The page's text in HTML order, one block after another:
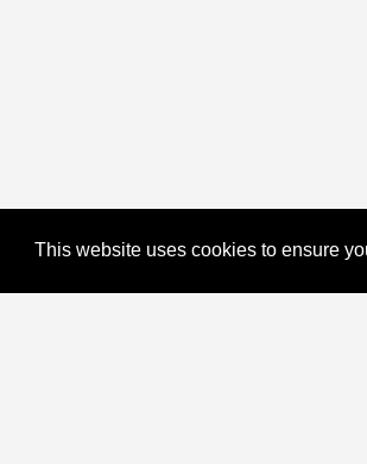
This website uses cookies to ensure